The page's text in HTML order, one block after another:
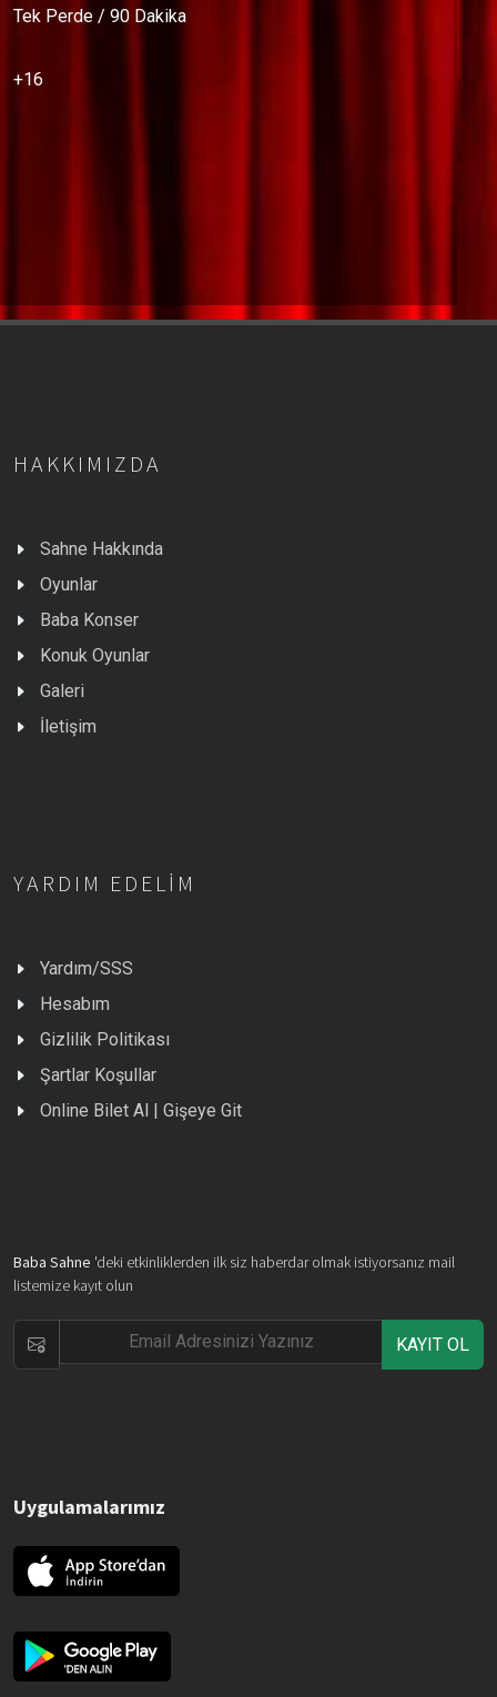
Tek Perde / 90 Dakika
+16
HAKKIMIZDA
Sahne Hakkında
Oyunlar
Baba Konser
Konuk Oyunlar
Galeri
İletişim
YARDIM EDELIM
Yardım/SSS
Hesabım
Gizlilik Politikası
Şartlar Koşullar
Online Bilet Al | Gişeye Git
Baba Sahne 'deki etkinliklerden ilk siz haberdar olmak istiyorsanız mail
listemize kayıt olun
KAYIT OL
Uygulamalarımız